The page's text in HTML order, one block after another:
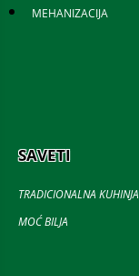
MEHANIZACIJA
SAVETI
TRADICIONALNA KUHINJA
MOĆ BILJA